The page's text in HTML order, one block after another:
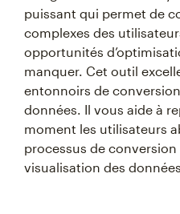
puissant qui permet de
complexes des
opportunités
manquer. Cet outil
entonnoirs de
données. Il vous aide à
moment les utilisateurs
processus de
visualisation des